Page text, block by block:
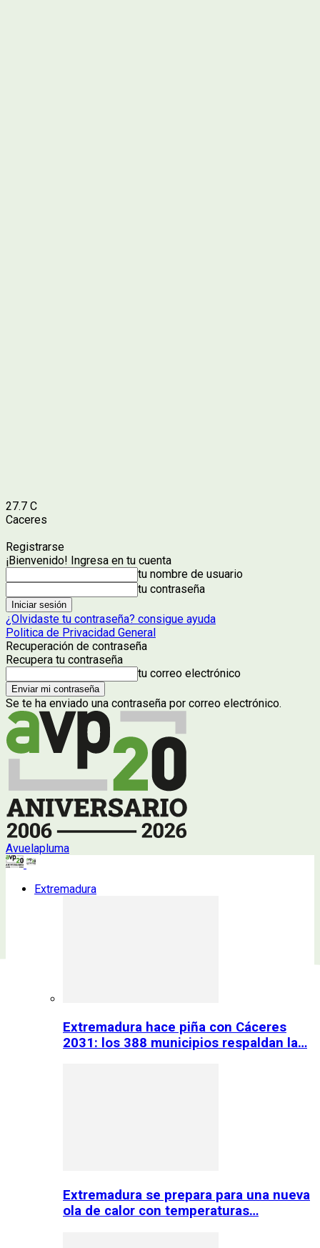
27.7 C
Caceres
Registrarse
¡Bienvenido! Ingresa en tu cuenta
tu nombre de usuario
tu contraseña
¿Olvidaste tu contraseña? consigue ayuda
Politica de Privacidad General
Recuperación de contraseña
Recupera tu contraseña
tu correo electrónico
Se te ha enviado una contraseña por correo electrónico.
Avuelapluma
Extremadura
Extremadura hace piña con Cáceres
2031: los 388 municipios respaldan la…
Extremadura se prepara para una nueva
ola de calor con temperaturas…